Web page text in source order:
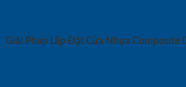
Giải Pháp Lắp Đặt Cửa Nhựa Composite